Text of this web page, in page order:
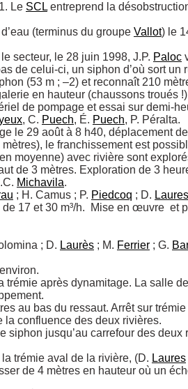
Le SCL entreprend la
(terminus du groupe Vallot) le
secteur, le 28 juin 1998, J.P. Paloc
de celui-ci, un siphon d’où sort un
(53 m ; –2) et reconnaît 210
en hauteur (chaussons troués
de pompage et essai sur demi-
, C. Puech, É. Puech, P. Péralta.
le 29 août à 8 h40, déplacement
le franchissement est
moyenne) avec rivière sont
de 3 mètres. Exploration de 3
Michavila.
; H. Camus ; P. Piedcoq ; D. Laures
17 et 30 m³/h.  Mise en œuvre  et
; D. Laurès ; M. Ferrier ; G.
trémie après dynamitage. La salle
au bas du ressaut. Arrêt sur trémie
la confluence des deux rivières.
jusqu’au carrefour des deux
trémie aval de la rivière, (D. Laures
de 4 mètres en hauteur où un